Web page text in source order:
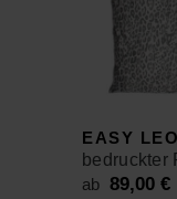
EASY
bedruckter
ab89,00€